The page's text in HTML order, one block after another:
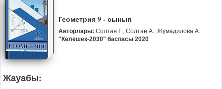
Геометрия 9 - сынып
Авторлары: Солтан Г., Солтан А., Жумадилова А.
"Келешек-2030" баспасы 2020
Жауабы: